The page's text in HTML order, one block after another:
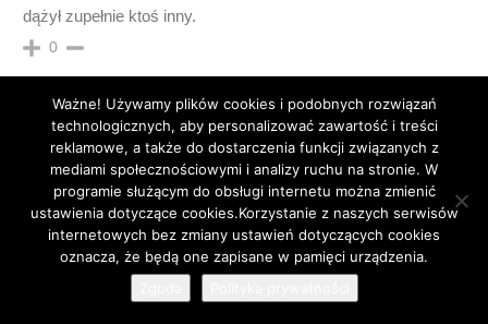
dążył zupełnie ktoś inny.
0
Ireneusz Cieślik 16 lat temu
– ad cogito:
a) Jakiej specjalności jest prof. Stanisław Trepka? Czy oprócz
wklejonego tu przez Pana zdania o wierszu Miłosza ma
jeszcze jakieś szczególne osiągnięcia? Bo większość
wyników z googla to wklejona przez Pana fraza.
Ważne! Używamy plików cookies i podobnych rozwiązań
technologicznych, aby personalizować zawartość i treści
reklamowe, a także do dostarczenia funkcji związanych z
mediami społecznościowymi i analizy ruchu na stronie. W
programie służącym do obsługi internetu można zmienić
ustawienia dotyczące cookies.Korzystanie z naszych serwisów
internetowych bez zmiany ustawień dotyczących cookies
oznacza, że będą one zapisane w pamięci urządzenia.